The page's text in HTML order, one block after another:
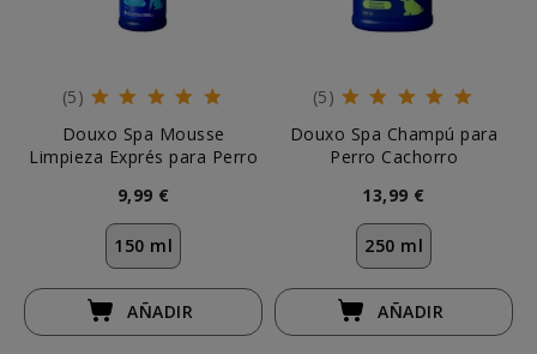
(5)
Douxo Spa Mousse
Limpieza Exprés para Perro
9,99 €
150 ml
AÑADIR
(5)
Douxo Spa Champú para
Perro Cachorro
13,99 €
250 ml
AÑADIR